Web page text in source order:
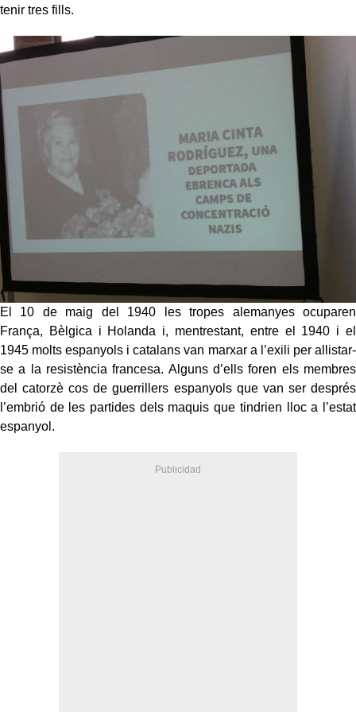
tenir tres fills.
El 10 de maig del 1940 les tropes alemanyes ocuparen
França, Bèlgica i Holanda i, mentrestant, entre el 1940 i el
1945 molts espanyols i catalans van marxar a l’exili per allistar-
se a la resistència francesa. Alguns d’ells foren els membres
del catorzè cos de guerrillers espanyols que van ser després
l’embrió de les partides dels maquis que tindrien lloc a l’estat
espanyol.